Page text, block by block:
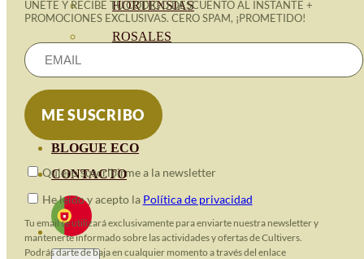
HORTENSIAS
ROSALES
RECURSOS
BLOGUE ECO
CONTACTO
ÚNETE Y RECIBE TU CÓDIGO DESCUENTO AL INSTANTE +
PROMOCIONES EXCLUSIVAS. CERO SPAM, ¡PROMETIDO!
Quiero suscribirme a la newsletter
He leido y acepto la Política de privacidad
Tu email se utilizará exclusivamente para enviarte nuestra newsletter y
mantenerte informado sobre las actividades y ofertas de Cultivers.
Podrás darte de baja en cualquier momento a través del enlace